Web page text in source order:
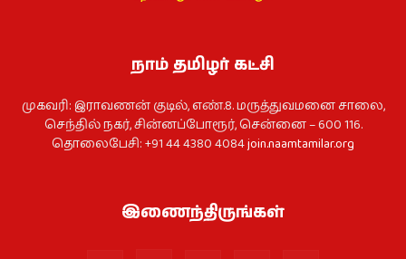
நாம் தமிழர் கட்சி
முகவரி: இராவணன் குடில், எண்.8. மருத்துவமனை சாலை,
செந்தில் நகர், சின்னப்போரூர், சென்னை – 600 116.
தொலைபேசி: +91 44 4380 4084join.naamtamilar.org
இணைந்திருங்கள்